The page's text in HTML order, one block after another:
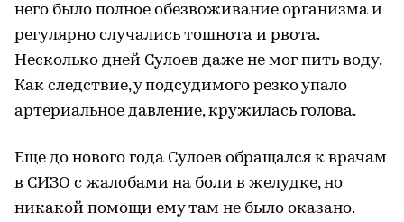
него было полное обезвоживание организма и
регулярно случались тошнота и рвота.
Несколько дней Сулоев даже не мог пить воду.
Как следствие, у подсудимого резко упало
артериальное давление, кружилась голова.
Еще до нового года Сулоев обращался к врачам
в СИЗО с жалобами на боли в желудке, но
никакой помощи ему там не было оказано.